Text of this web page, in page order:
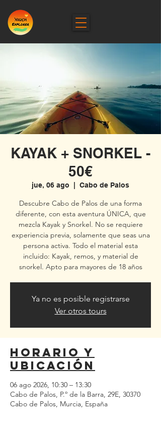
KAYAK + SNORKEL -
50€
jue, 06 ago Cabo de Palos
Descubre Cabo de Palos de una forma
diferente, con esta aventura ÚNICA, que
mezcla Kayak y Snorkel. No se requiere
experiencia previa, solamente que seas una
persona activa. Todo el material esta
incluido: Kayak, remos, y material de
snorkel. Apto para mayores de 18 años
Ya no es posible registrarse
Ver otros tours
Horario y
ubicación
06 ago 2026, 10:30 – 13:30
Cabo de Palos, P.º de la Barra, 29E, 30370
Cabo de Palos, Murcia, España